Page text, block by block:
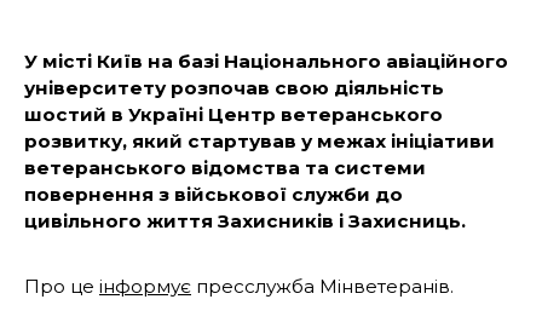
У місті Київ на базі Національного авіаційного
університету розпочав свою діяльність
шостий в Україні Центр ветеранського
розвитку, який стартував у межах ініціативи
ветеранського відомства та системи
повернення з військової служби до
цивільного життя Захисників і Захисниць.
Про це інформує пресслужба Мінветеранів.